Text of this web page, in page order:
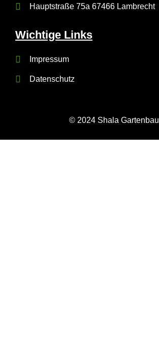
Hauptstraße 75a 67466 Lambrecht
Wichtige Links
Impressum
Datenschutz
© 2024 Shala Gartenbau